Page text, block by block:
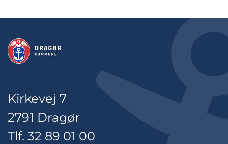
Kirkevej 7
2791 Dragør
Tlf. 32 89 01 00